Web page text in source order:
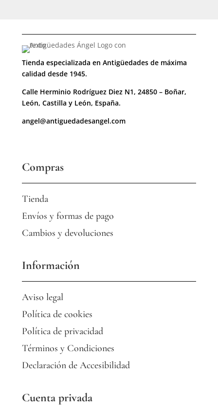
Tienda especializada en Antigüedades de máxima
calidad desde 1945.
Calle Herminio Rodríguez Diez N1, 24850 – Boñar,
León, Castilla y León, España.
angel@antiguedadesangel.com
Compras
Tienda
Envíos y formas de pago
Cambios y devoluciones
Información
Aviso legal
Política de cookies
Política de privacidad
Términos y Condiciones
Declaración de Accesibilidad
Cuenta privada